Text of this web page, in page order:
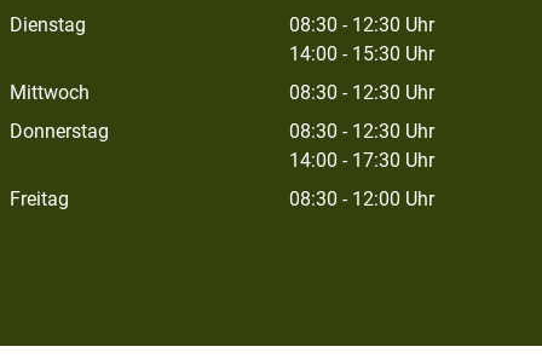
Dienstag
08:30 - 12:30 Uhr
14:00 - 15:30 Uhr
Mittwoch
08:30 - 12:30 Uhr
Donnerstag
08:30 - 12:30 Uhr
14:00 - 17:30 Uhr
Freitag
08:30 - 12:00 Uhr